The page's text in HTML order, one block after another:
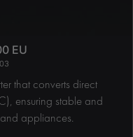
EU
that converts direct
ensuring stable and
appliances.